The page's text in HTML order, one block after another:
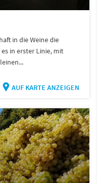
in die Weine die
in erster Linie, mit
AUF KARTE ANZEIGEN